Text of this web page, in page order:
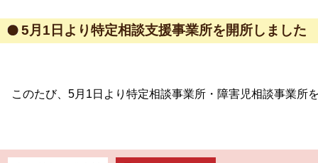
5月1日より特定相談支援事業所を開所しました
このたび、5月1日より特定相談事業所・障害児相談事業所